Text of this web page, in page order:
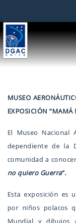
MUSEO
EXPOSICIÓN “MAMÁ
El Museo Nacional
dependiente de la
comunidad a
no quiero Guerra”.
Esta exposición es
por niños polacos
Mundial y dibujos